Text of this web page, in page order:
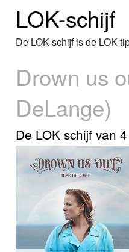
Nieuws
Foto's
Video
Webcam
Info
LOK-schijf
De LOK-schijf is de LOK
Drown us
DeLange)
De LOK schijf van